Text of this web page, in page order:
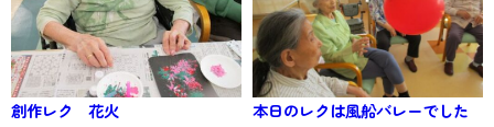
創作レク 花火 本日のレクは風船バレーでした